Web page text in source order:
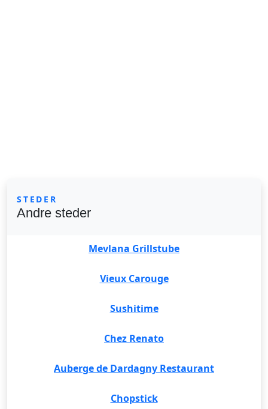
STEDER
Andre steder
Mevlana Grillstube
Vieux Carouge
Sushitime
Chez Renato
Auberge de Dardagny Restaurant
Chopstick